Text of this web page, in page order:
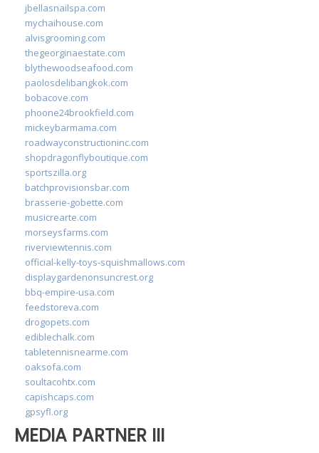
jbellasnailspa.com
mychaihouse.com
alvisgrooming.com
thegeorginaestate.com
blythewoodseafood.com
paolosdelibangkok.com
bobacove.com
phoone24brookfield.com
mickeybarmama.com
roadwayconstructioninc.com
shopdragonflyboutique.com
sportszilla.org
batchprovisionsbar.com
brasserie-gobette.com
musicrearte.com
morseysfarms.com
riverviewtennis.com
official-kelly-toys-squishmallows.com
displaygardenonsuncrest.org
bbq-empire-usa.com
feedstoreva.com
drogopets.com
ediblechalk.com
tabletennisnearme.com
oaksofa.com
soultacohtx.com
capishcaps.com
gpsyfl.org
MEDIA PARTNER III